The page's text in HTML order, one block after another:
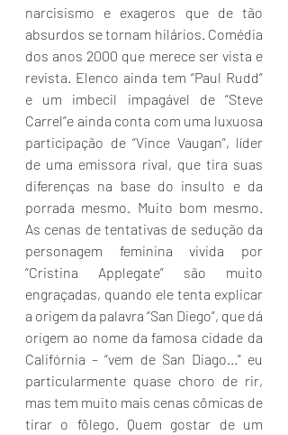
narcisismo e exageros que de tão
absurdos se tornam hilários. Comédia
dos anos 2000 que merece ser vista e
revista. Elenco ainda tem “Paul Rudd”
e um imbecil impagável de “Steve
Carrel”e ainda conta com uma luxuosa
participação de “Vince Vaugan”, líder
de uma emissora rival, que tira suas
diferenças na base do insulto e da
porrada mesmo. Muito bom mesmo.
As cenas de tentativas de sedução da
personagem feminina vivida por
“Cristina Applegate” são muito
engraçadas, quando ele tenta explicar
a origem da palavra “San Diego”, que dá
origem ao nome da famosa cidade da
Califórnia – “vem de San Diago...” eu
particularmente quase choro de rir,
mas tem muito mais cenas cômicas de
tirar o fôlego. Quem gostar de um